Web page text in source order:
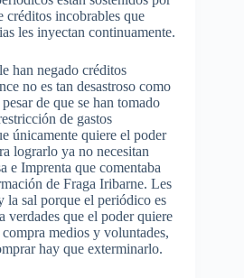
créditos incobrables que
les inyectan continuamente.
han negado créditos
no es tan desastroso como
de que se han tomado
de gastos
únicamente quiere el poder
lograrlo ya no necesitan
e Imprenta que comentaba
de Fraga Iribarne. Les
la sal porque el periódico es
verdades que el poder quiere
medios y voluntades,
hay que exterminarlo.